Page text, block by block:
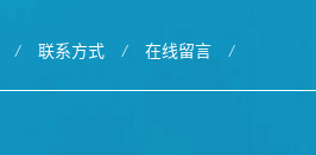
/ 联系方式 / 在线留言 /